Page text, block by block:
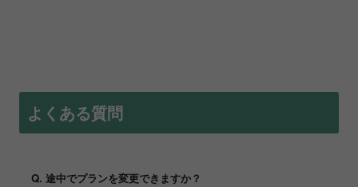
よくある質問
Q. 途中でプランを変更できますか？